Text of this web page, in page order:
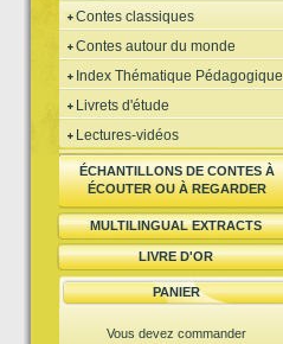
Contes classiques
Contes autour du monde
Index Thématique Pédagogique
Livrets d'étude
Lectures-vidéos
ÉCHANTILLONS DE CONTES À
ÉCOUTER OU À REGARDER
MULTILINGUAL EXTRACTS
LIVRE D'OR
PANIER
Vous devez commander